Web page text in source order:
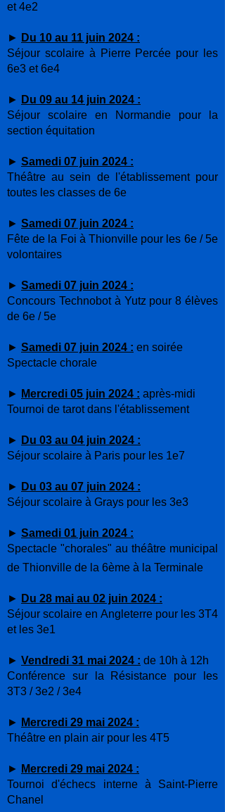
et 4e2
► Du 10 au 11 juin 2024 :
Séjour scolaire à Pierre Percée pour les
6e3 et 6e4
► Du 09 au 14 juin 2024 :
Séjour scolaire en Normandie pour la
section équitation
► Samedi 07 juin 2024 :
Théâtre au sein de l'établissement pour
toutes les classes de 6e
► Samedi 07 juin 2024 :
Fête de la Foi à Thionville pour les 6e / 5e
volontaires
► Samedi 07 juin 2024 :
Concours Technobot à Yutz pour 8 élèves
de 6e / 5e
► Samedi 07 juin 2024 : en soirée
Spectacle chorale
► Mercredi 05 juin 2024 : après-midi
Tournoi de tarot dans l'établissement
► Du 03 au 04 juin 2024 :
Séjour scolaire à Paris pour les 1e7
► Du 03 au 07 juin 2024 :
Séjour scolaire à Grays pour les 3e3
► Samedi 01 juin 2024 :
Spectacle "chorales" au théâtre municipal
de Thionville de la 6ème à la Terminale
► Du 28 mai au 02 juin 2024 :
Séjour scolaire en Angleterre pour les 3T4
et les 3e1
► Vendredi 31 mai 2024 : de 10h à 12h
Conférence sur la Résistance pour les
3T3 / 3e2 / 3e4
► Mercredi 29 mai 2024 :
Théâtre en plain air pour les 4T5
► Mercredi 29 mai 2024 :
Tournoi d'échecs interne à Saint-Pierre
Chanel